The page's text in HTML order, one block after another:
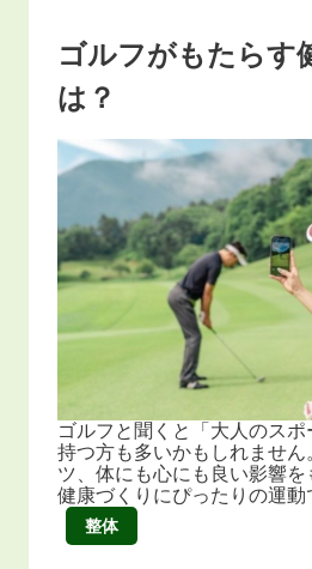
ゴルフがもたらす
は？
ゴルフと聞くと「大人のス
持つ方も多いかもしれません
ツ、体にも心にも良い影響を
健康づくりにぴったりの運動
整体